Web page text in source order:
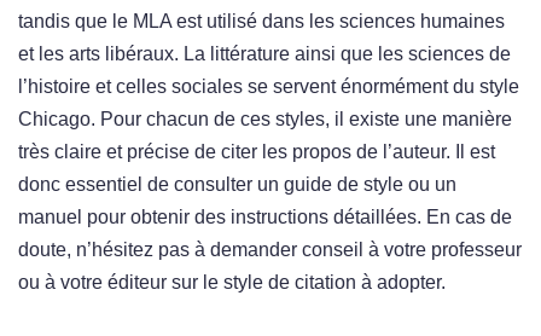
tandis que le MLA est utilisé dans les sciences humaines
et les arts libéraux. La littérature ainsi que les sciences de
l’histoire et celles sociales se servent énormément du style
Chicago. Pour chacun de ces styles, il existe une manière
très claire et précise de citer les propos de l’auteur. Il est
donc essentiel de consulter un guide de style ou un
manuel pour obtenir des instructions détaillées. En cas de
doute, n’hésitez pas à demander conseil à votre professeur
ou à votre éditeur sur le style de citation à adopter.